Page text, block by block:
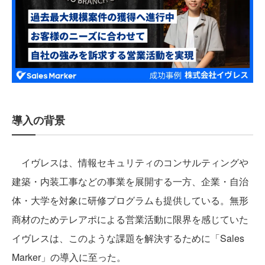
導入の背景
イヴレスは、情報セキュリティのコンサルティングや
建築・内装工事などの事業を展開する一方、企業・自治
体・大学を対象に研修プログラムも提供している。無形
商材のためテレアポによる営業活動に限界を感じていた
イヴレスは、このような課題を解決するために「Sales
Marker」の導入に至った。